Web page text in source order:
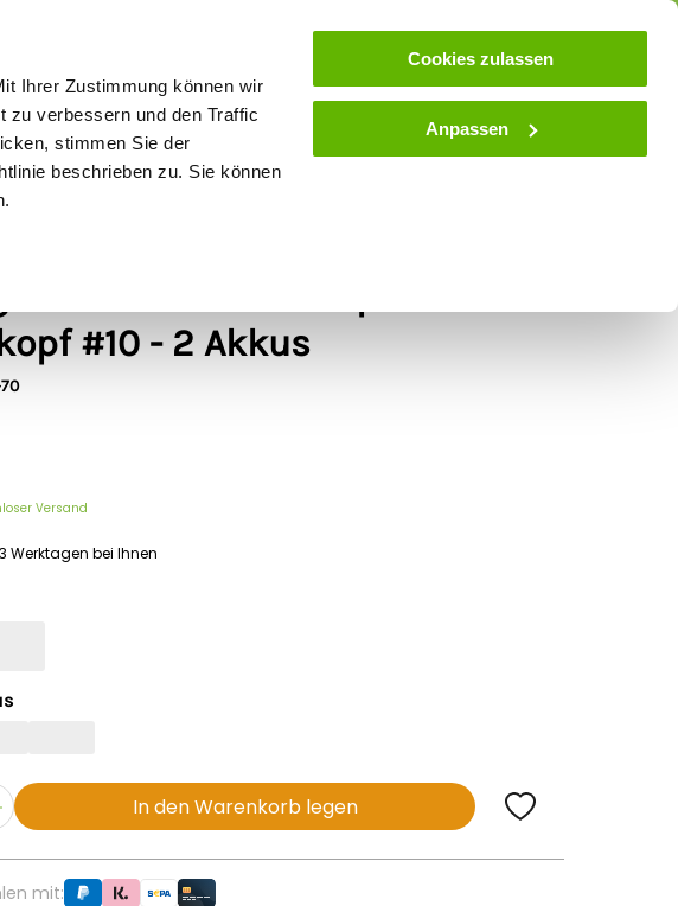
Ihrer Zustimmung können wir
zu verbessern und den Traffic
stimmen Sie der
beschrieben zu. Sie können
Cookies zulassen
Anpassen
Haus, Hof & Stall Spielwaren Zaunlexikon SALE
#10 - 2 Akkus
Versand
Werktagen bei Ihnen
In den Warenkorb legen
mit: